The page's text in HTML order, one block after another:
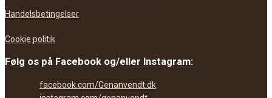
Handelsbetingelser
Cookie politik
Følg os på Facebook og/eller Instagram:
facebook.com/Genanvendt.dk